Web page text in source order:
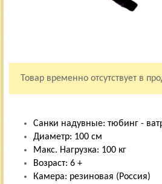
Товар временно отсутствует в
Санки надувные: тюбинг -
Диаметр: 100 см
Макс. Нагрузка: 100 кг
Возраст: 6 +
Камера: резиновая (Россия)